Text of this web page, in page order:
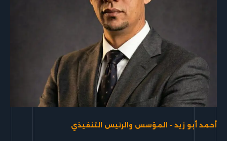
أحمد أبو زيد – المؤسس والرئيس التنفيذي